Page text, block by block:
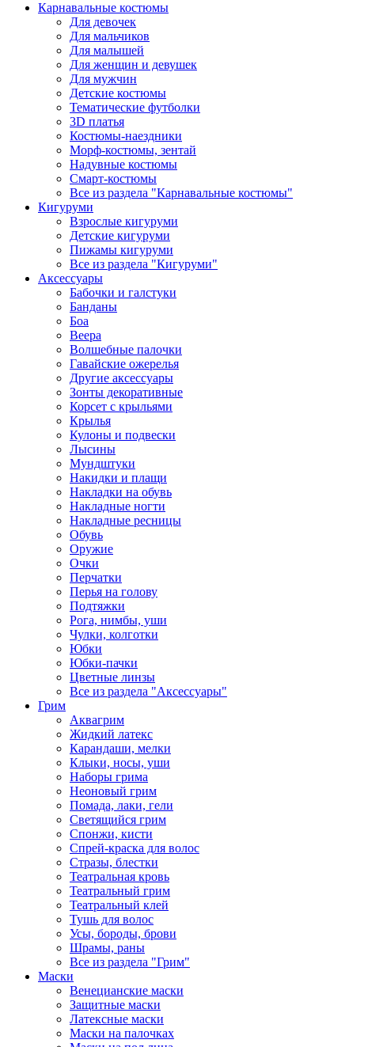
Карнавальные костюмы
Для девочек
Для мальчиков
Для малышей
Для женщин и девушек
Для мужчин
Детские костюмы
Тематические футболки
3D платья
Костюмы-наездники
Морф-костюмы, зентай
Надувные костюмы
Смарт-костюмы
Все из раздела "Карнавальные костюмы"
Кигуруми
Взрослые кигуруми
Детские кигуруми
Пижамы кигуруми
Все из раздела "Кигуруми"
Аксессуары
Бабочки и галстуки
Банданы
Боа
Веера
Волшебные палочки
Гавайские ожерелья
Другие аксессуары
Зонты декоративные
Корсет с крыльями
Крылья
Кулоны и подвески
Лысины
Мундштуки
Накидки и плащи
Накладки на обувь
Накладные ногти
Накладные ресницы
Обувь
Оружие
Очки
Перчатки
Перья на голову
Подтяжки
Рога, нимбы, уши
Чулки, колготки
Юбки
Юбки-пачки
Цветные линзы
Все из раздела "Аксессуары"
Грим
Аквагрим
Жидкий латекс
Карандаши, мелки
Клыки, носы, уши
Наборы грима
Неоновый грим
Помада, лаки, гели
Светящийся грим
Спонжи, кисти
Спрей-краска для волос
Стразы, блестки
Театральная кровь
Театральный грим
Театральный клей
Тушь для волос
Усы, бороды, брови
Шрамы, раны
Все из раздела "Грим"
Маски
Венецианские маски
Защитные маски
Латексные маски
Маски на палочках